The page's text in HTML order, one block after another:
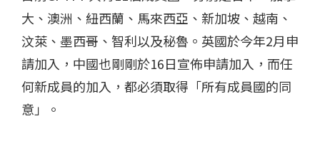
大、澳洲、紐西蘭、馬來西亞、新加坡、越南、
汶萊、墨西哥、智利以及秘魯。英國於今年2月申
請加入，中國也剛剛於16日宣佈申請加入，而任
何新成員的加入，都必須取得「所有成員國的同
意」。